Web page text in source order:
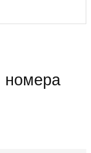
номера